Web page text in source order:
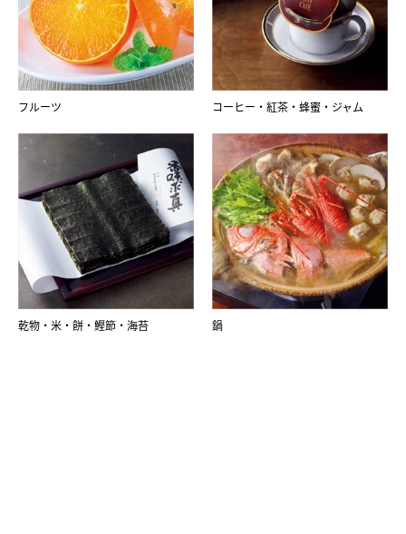
フルーツ コーヒー・紅茶・蜂蜜・ジャム
乾物・米・餅・鰹節・海苔 鍋